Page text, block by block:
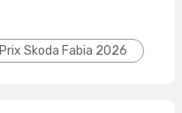
Prix Skoda Fabia 2026